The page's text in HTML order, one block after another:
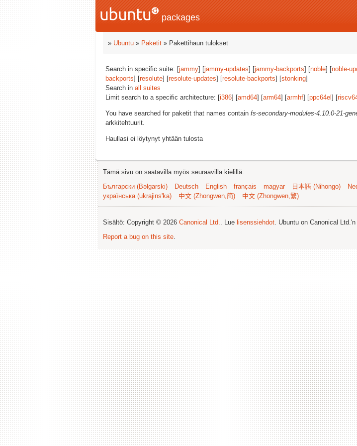
packages
» Ubuntu » Paketit » Pakettihaun tulokset
Search in specific suite: [jammy] [jammy-updates] [jammy-backports] [noble] [noble-
backports] [resolute] [resolute-updates] [resolute-backports] [stonking]
Search in all suites
Limit search to a specific architecture: [i386] [amd64] [arm64] [armhf] [ppc64el ] [
You have searched for paketit that names contain fs-secondary-modules-4.10.0-21-
arkkitehtuurit.
Haullasi ei löytynyt yhtään tulosta
Tämä sivu on saatavilla myös seuraavilla kielillä:
Български (Bəlgarski)
Deutsch English français magyar 日本語 (Nihongo)
українська (ukrajins'ka)
中文 (Zhongwen,简) 中文 (Zhongwen,繁)
Sisältö: Copyright © 2026 Canonical Ltd.. Lue lisenssiehdot. Ubuntu on Canonical Ltd.'n
Report a bug on this site.